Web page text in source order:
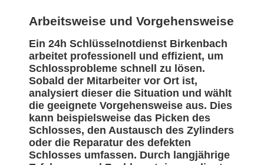
Arbeitsweise und Vorgehensweise
Ein 24h Schlüsselnotdienst Birkenbach
arbeitet professionell und effizient, um
Schlossprobleme schnell zu lösen.
Sobald der Mitarbeiter vor Ort ist,
analysiert dieser die Situation und wählt
die geeignete Vorgehensweise aus. Dies
kann beispielsweise das Picken des
Schlosses, den Austausch des Zylinders
oder die Reparatur des defekten
Schlosses umfassen. Durch langjährige